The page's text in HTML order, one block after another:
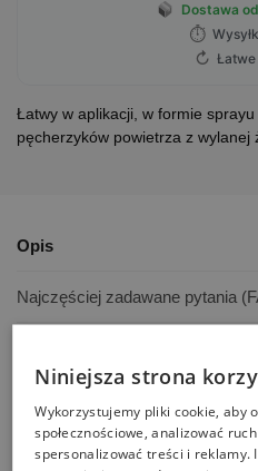
Dostawa
⏱
↻
Łatwy w aplikacji, w formie
pęcherzyków powietrza z wylanej
Opis
Najczęściej zadawane pytania
Dostawa
Niniejsza strona
Wykorzystujemy pliki cookie, aby
społecznościowe, analizować
spersonalizować treści i reklamy.